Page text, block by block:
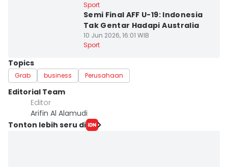
Sport
Semi Final AFF U-19: Indonesia
Tak Gentar Hadapi Australia
10 Jun 2026, 16:01 WIB
Sport
Topics
Grab business Perusahaan
Editorial Team
Editor
Arifin Al Alamudi
Tonton lebih seru di